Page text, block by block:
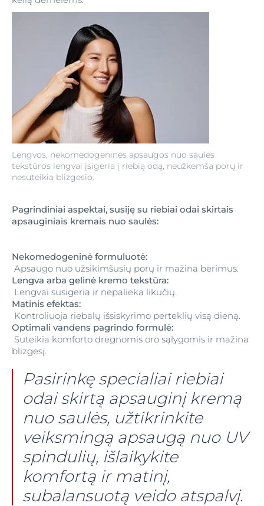
Lengvos, nekomedogeninės apsaugos nuo saulės
tekstūros lengvai įsigeria į riebią odą, neužkemša porų ir
nesuteikia blizgesio.
Pagrindiniai aspektai, susiję su riebiai odai skirtais
apsauginiais kremais nuo saulės:
Nekomedogeninė formuluotė:
Apsaugo nuo užsikimšusių porų ir mažina bėrimus.
Lengva arba gelinė kremo tekstūra:
Lengvai susigeria ir nepalieka likučių.
Matinis efektas:
Kontroliuoja riebalų išsiskyrimo perteklių visą dieną.
Optimali vandens pagrindo formulė:
Suteikia komforto drėgnomis oro sąlygomis ir mažina
blizgesį.
Pasirinkę specialiai riebiai
odai skirtą apsauginį kremą
nuo saulės, užtikrinkite
veiksmingą apsaugą nuo UV
spindulių, išlaikykite
komfortą ir matinį,
subalansuotą veido atspalvį.